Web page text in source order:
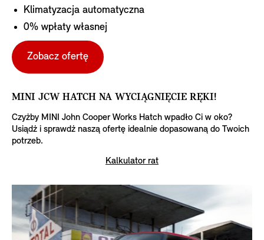
Klimatyzacja automatyczna
0% wpłaty własnej
Zobacz ofertę
MINI JCW HATCH NA WYCIĄGNIĘCIE RĘKI!
Czyżby MINI John Cooper Works Hatch wpadło Ci w oko?
Usiądź i sprawdź naszą ofertę idealnie dopasowaną do Twoich
potrzeb.
Kalkulator rat